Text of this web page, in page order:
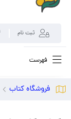
ثبت نام
فهرست
فروشگاه کتاب